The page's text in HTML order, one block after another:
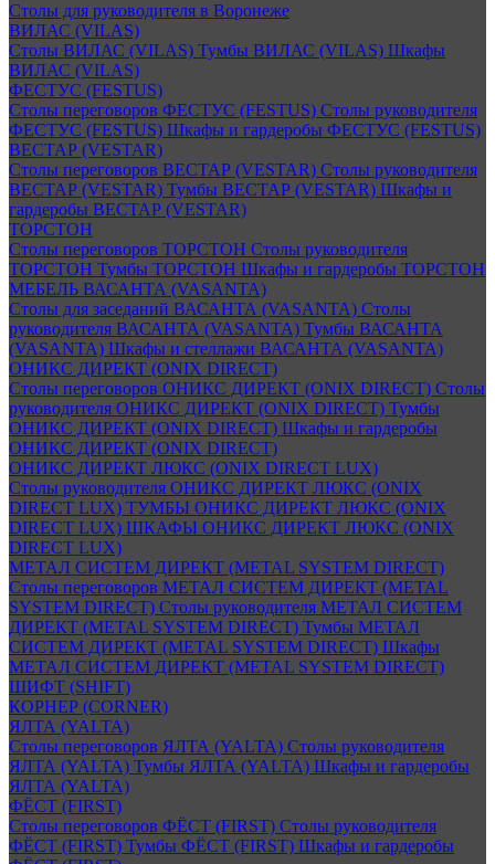
Столы для руководителя в Воронеже
ВИЛАС (VILAS)
Столы ВИЛАС (VILAS) Тумбы ВИЛАС (VILAS) Шкафы
ВИЛАС (VILAS)
ФЕСТУС (FESTUS)
Столы переговоров ФЕСТУС (FESTUS) Столы руководителя
ФЕСТУС (FESTUS) Шкафы и гардеробы ФЕСТУС (FESTUS)
ВЕСТАР (VESTAR)
Столы переговоров ВЕСТАР (VESTAR) Столы руководителя
ВЕСТАР (VESTAR) Тумбы ВЕСТАР (VESTAR) Шкафы и
гардеробы ВЕСТАР (VESTAR)
ТОРСТОН
Столы переговоров ТОРСТОН Столы руководителя
ТОРСТОН Тумбы ТОРСТОН Шкафы и гардеробы ТОРСТОН
МЕБЕЛЬ ВАСАНТА (VASANTA)
Столы для заседаний ВАСАНТА (VASANTA) Столы
руководителя ВАСАНТА (VASANTA) Тумбы ВАСАНТА
(VASANTA) Шкафы и стеллажи ВАСАНТА (VASANTA)
ОНИКС ДИРЕКТ (ONIX DIRECT)
Столы переговоров ОНИКС ДИРЕКТ (ONIX DIRECT) Столы
руководителя ОНИКС ДИРЕКТ (ONIX DIRECT) Тумбы
ОНИКС ДИРЕКТ (ONIX DIRECT) Шкафы и гардеробы
ОНИКС ДИРЕКТ (ONIX DIRECT)
ОНИКС ДИРЕКТ ЛЮКС (ONIX DIRECT LUX)
Столы руководителя ОНИКС ДИРЕКТ ЛЮКС (ONIX
DIRECT LUX) ТУМБЫ ОНИКС ДИРЕКТ ЛЮКС (ONIX
DIRECT LUX) ШКАФЫ ОНИКС ДИРЕКТ ЛЮКС (ONIX
DIRECT LUX)
МЕТАЛ СИСТЕМ ДИРЕКТ (METAL SYSTEM DIRECT)
Столы переговоров МЕТАЛ СИСТЕМ ДИРЕКТ (METAL
SYSTEM DIRECT) Столы руководителя МЕТАЛ СИСТЕМ
ДИРЕКТ (METAL SYSTEM DIRECT) Тумбы МЕТАЛ
СИСТЕМ ДИРЕКТ (METAL SYSTEM DIRECT) Шкафы
МЕТАЛ СИСТЕМ ДИРЕКТ (METAL SYSTEM DIRECT)
ШИФТ (SHIFT)
КОРНЕР (CORNER)
ЯЛТА (YALTA)
Столы переговоров ЯЛТА (YALTA) Столы руководителя
ЯЛТА (YALTA) Тумбы ЯЛТА (YALTA) Шкафы и гардеробы
ЯЛТА (YALTA)
ФЁСТ (FIRST)
Столы переговоров ФЁСТ (FIRST) Столы руководителя
ФЁСТ (FIRST) Тумбы ФЁСТ (FIRST) Шкафы и гардеробы